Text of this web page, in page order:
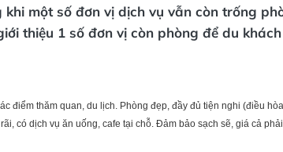
một số đơn vị dịch vụ vẫn còn trống
thiệu 1 số đơn vị còn phòng để du
điểm thăm quan, du lịch. Phòng đẹp, đầy đủ tiện nghi (điều
có dịch vụ ăn uống, cafe tại chỗ. Đảm bảo sạch sẽ, giá cả